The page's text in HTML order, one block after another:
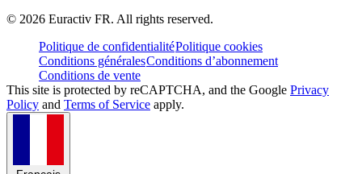
© 2026 Euractiv FR. All rights reserved.
Politique de confidentialitéPolitique cookies
Conditions généralesConditions d’abonnement
Conditions de vente
This site is protected by reCAPTCHA, and the Google Privacy
Policy and Terms of Service apply.